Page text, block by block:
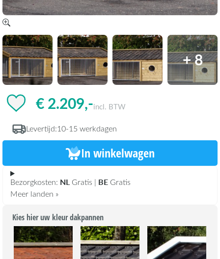
+ 8
€ 2.209,-incl. BTW
Levertijd:10-15 werkdagen
In winkelwagen
Bezorgkosten: NL Gratis | BE Gratis
Meer landen »
Kies hier uw kleur dakpannen